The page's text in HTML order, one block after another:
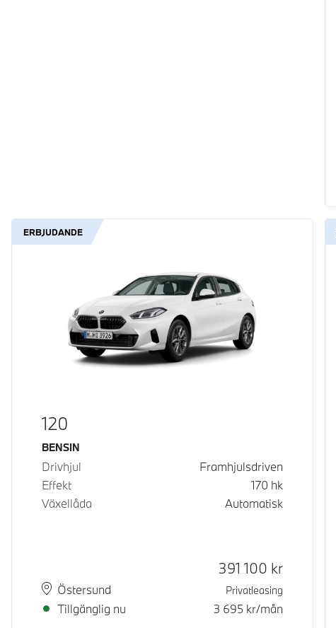
ERBJUDANDE
120
Bränsle
BENSIN
Drivhjul
Framhjulsdriven
Effekt
170 hk
Växellåda
Automatisk
PlatsÖstersund
Leveranstid
Tillgänglig nu
Kontantpris
391 100 kr
Privatleasing
3 695 kr/mån